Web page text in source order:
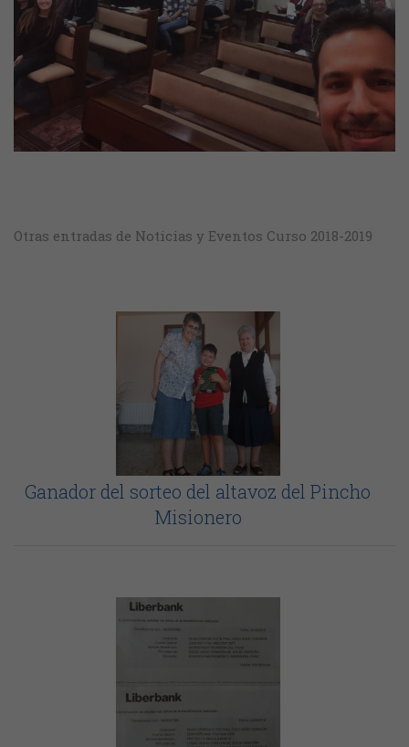
Otras entradas de Noticias y Eventos Curso 2018-2019
Ganador del sorteo del altavoz del Pincho
Misionero